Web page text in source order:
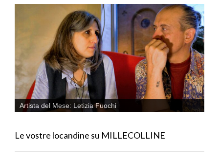
Artista del Mese: Letizia Fuochi
Le vostre locandine su MILLECOLLINE